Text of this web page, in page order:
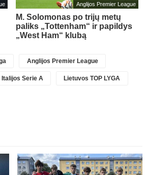
Anglijos Premier League
M. Solomonas po trijų metų
paliks „Tottenham“ ir papildys
„West Ham“ klubą
Anglijos Premier League
Italijos Serie A Lietuvos TOP LYGA